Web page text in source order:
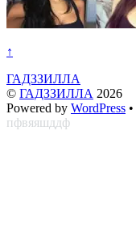
↑
ГАДЗЗИЛЛА
© ГАДЗЗИЛЛА 2026
Powered by WordPress •
пфвяяшддф